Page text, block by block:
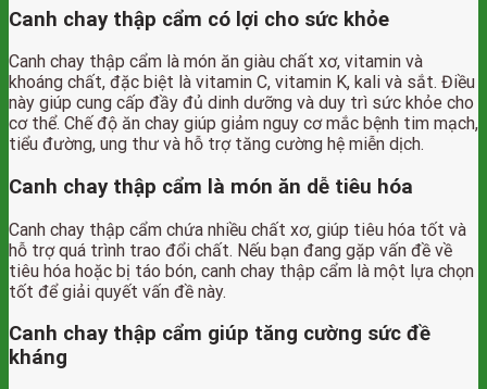
Canh chay thập cẩm có lợi cho sức khỏe
Canh chay thập cẩm là món ăn giàu chất xơ, vitamin và
khoáng chất, đặc biệt là vitamin C, vitamin K, kali và sắt. Điều
này giúp cung cấp đầy đủ dinh dưỡng và duy trì sức khỏe cho
cơ thể. Chế độ ăn chay giúp giảm nguy cơ mắc bệnh tim mạch,
tiểu đường, ung thư và hỗ trợ tăng cường hệ miễn dịch.
Canh chay thập cẩm là món ăn dễ tiêu hóa
Canh chay thập cẩm chứa nhiều chất xơ, giúp tiêu hóa tốt và
hỗ trợ quá trình trao đổi chất. Nếu bạn đang gặp vấn đề về
tiêu hóa hoặc bị táo bón, canh chay thập cẩm là một lựa chọn
tốt để giải quyết vấn đề này.
Canh chay thập cẩm giúp tăng cường sức đề
kháng